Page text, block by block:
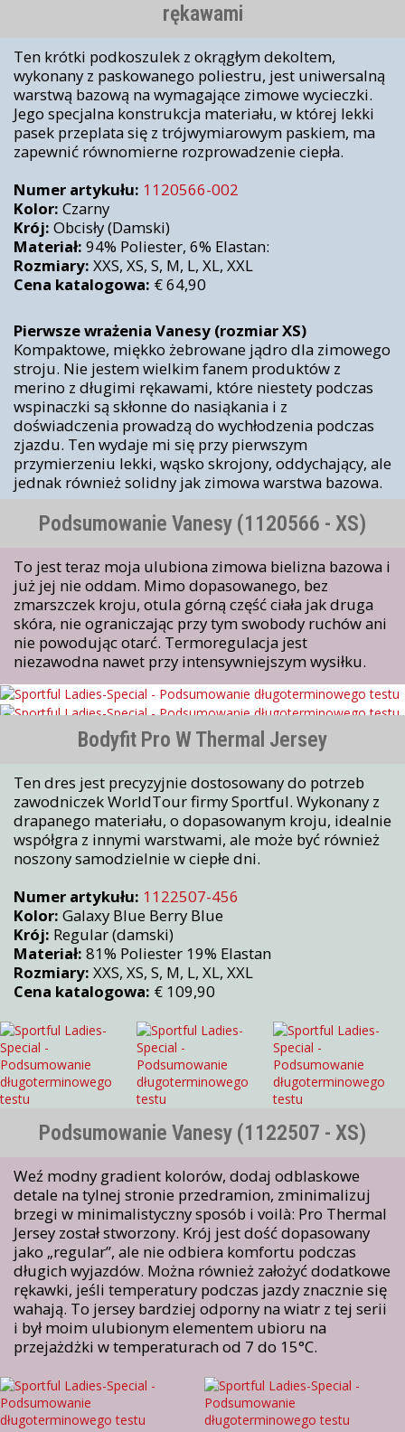
rękawami
Ten krótki podkoszulek z okrągłym dekoltem,
wykonany z paskowanego poliestru, jest uniwersalną
warstwą bazową na wymagające zimowe wycieczki.
Jego specjalna konstrukcja materiału, w której lekki
pasek przeplata się z trójwymiarowym paskiem, ma
zapewnić równomierne rozprowadzenie ciepła.
Numer artykułu: 1120566-002
Kolor: Czarny
Krój: Obcisły (Damski)
Materiał: 94% Poliester, 6% Elastan:
Rozmiary: XXS, XS, S, M, L, XL, XXL
Cena katalogowa: € 64,90
Pierwsze wrażenia Vanesy (rozmiar XS)
Kompaktowe, miękko żebrowane jądro dla zimowego
stroju. Nie jestem wielkim fanem produktów z
merino z długimi rękawami, które niestety podczas
wspinaczki są skłonne do nasiąkania i z
doświadczenia prowadzą do wychłodzenia podczas
zjazdu. Ten wydaje mi się przy pierwszym
przymierzeniu lekki, wąsko skrojony, oddychający, ale
jednak również solidny jak zimowa warstwa bazowa.
Podsumowanie Vanesy (1120566 - XS)
To jest teraz moja ulubiona zimowa bielizna bazowa i
już jej nie oddam. Mimo dopasowanego, bez
zmarszczek kroju, otula górną część ciała jak druga
skóra, nie ograniczając przy tym swobody ruchów ani
nie powodując otarć. Termoregulacja jest
niezawodna nawet przy intensywniejszym wysiłku.
Bodyfit Pro W Thermal Jersey
Ten dres jest precyzyjnie dostosowany do potrzeb
zawodniczek WorldTour firmy Sportful. Wykonany z
drapanego materiału, o dopasowanym kroju, idealnie
współgra z innymi warstwami, ale może być również
noszony samodzielnie w ciepłe dni.
Numer artykułu: 1122507-456
Kolor: Galaxy Blue Berry Blue
Krój: Regular (damski)
Materiał: 81% Poliester 19% Elastan
Rozmiary: XXS, XS, S, M, L, XL, XXL
Cena katalogowa: € 109,90
Podsumowanie Vanesy (1122507 - XS)
Weź modny gradient kolorów, dodaj odblaskowe
detale na tylnej stronie przedramion, zminimalizuj
brzegi w minimalistyczny sposób i voilà: Pro Thermal
Jersey został stworzony. Krój jest dość dopasowany
jako „regular”, ale nie odbiera komfortu podczas
długich wyjazdów. Można również założyć dodatkowe
rękawki, jeśli temperatury podczas jazdy znacznie się
wahają. To jersey bardziej odporny na wiatr z tej serii
i był moim ulubionym elementem ubioru na
przejażdżki w temperaturach od 7 do 15°C.